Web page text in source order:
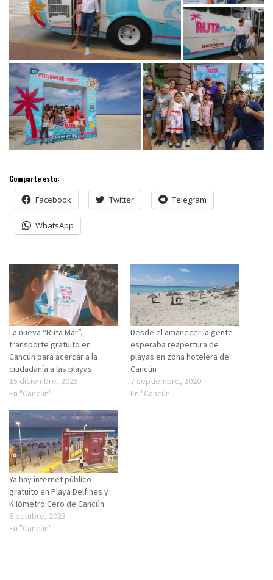
Comparte esto:
Facebook Twitter Telegram
WhatsApp
La nueva “Ruta Mar”,
transporte gratuito en
Cancún para acercar a la
ciudadanía a las playas
15 diciembre, 2025
En "Cancún"
Desde el amanecer la gente
esperaba reapertura de
playas en zona hotelera de
Cancún
7 septiembre, 2020
En "Cancún"
Ya hay internet público
gratuito en Playa Delfines y
Kilómetro Cero de Cancún
6 octubre, 2023
En "Cancún"